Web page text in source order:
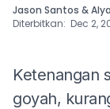
Jason Santos &
Diterbitkan: Dec 2,
Ketenangan
goyah,